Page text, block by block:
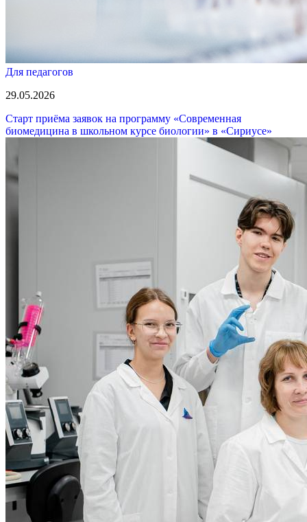
Для педагогов
29.05.2026
Старт приёма заявок на программу «Современная
биомедицина в школьном курсе биологии» в «Сириусе»